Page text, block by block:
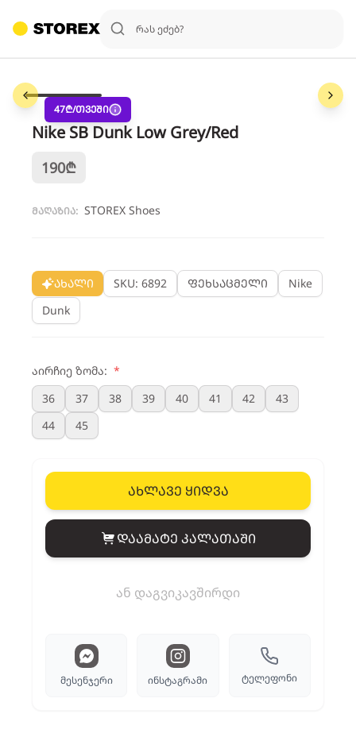
47₾/თვეში
Nike SB Dunk Low Grey/Red
190₾
მაღაზია: STOREX Shoes
ახალი SKU: 6892 ფეხსაცმელი
Nike
Dunk
აირჩიე ზომა: *
36
37 38 39 40 41 42
43
44
45
ახლავე ყიდვა
View cart
დაამატე კალათაში
ან დაგვიკავშირდი
მესენჯერი ინსტაგრამი ტელეფონი